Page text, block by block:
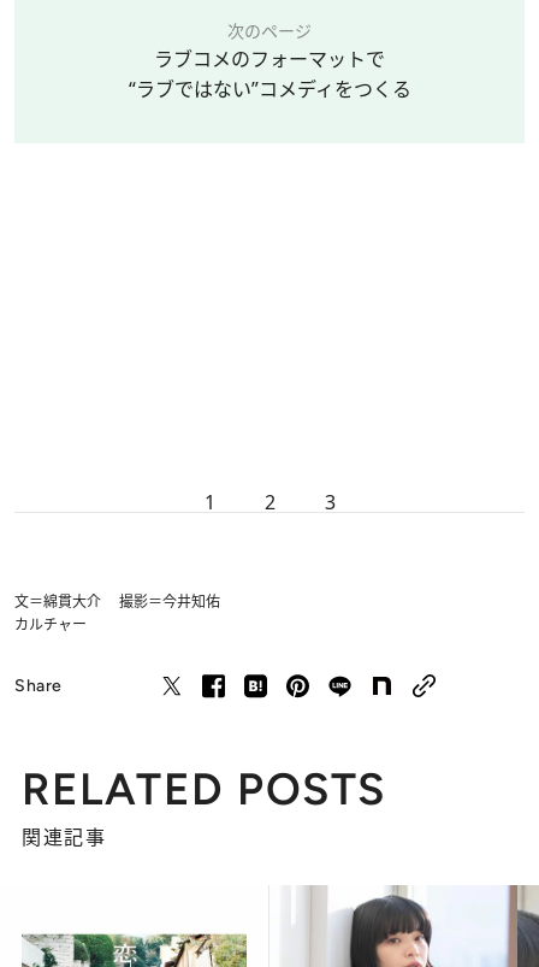
次のページ
ラブコメのフォーマットで
“ラブではない”コメディをつくる
1 2 3
文＝綿貫大介 撮影＝今井知佑
カルチャー
Share
RELATED POSTS
関連記事